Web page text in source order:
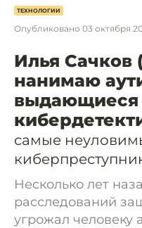
ТЕХНОЛОГИИ
Опубликовано 03 октября
Илья Сачков
нанимаю
выдающиеся
самые
Несколько лет
расследований
угрожал